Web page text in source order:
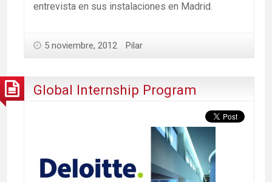
entrevista en sus instalaciones en Madrid.
5 noviembre, 2012 Pilar
Global Internship Program